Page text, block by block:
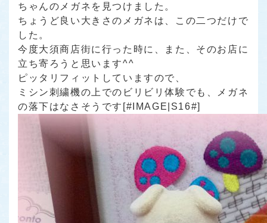
ちゃんのメガネを見つけました。
ちょうど良い大きさのメガネは、この二つだけで
した。
今度大須商店街に行った時に、また、そのお店に
立ち寄ろうと思います^^
ピッタリフィットしていますので、
ミシン刺繍機の上でのビリビリ体験でも、メガネ
の落下はなさそうです[#IMAGE|S16#]